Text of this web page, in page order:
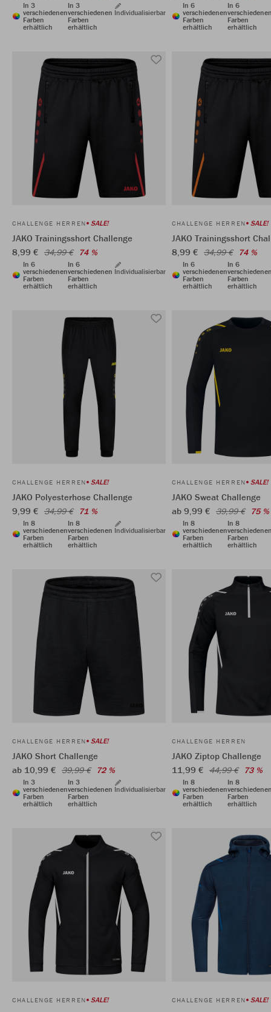
In 3
verschiedenen
Farben
erhältlich
In 3
verschiedenen
Farben
erhältlich
Individualisierbar
In 6
verschiedenen
Farben
erhältlich
In 6
Farben
erhältlich
CHALLENGE HERREN SALE!
JAKO Trainingsshort Challenge
8,99 € 34,99 € 74 %
In 6
verschiedenen
Farben
erhältlich
In 6
verschiedenen
Farben
erhältlich
Individualisierbar
CHALLENGE HERREN SALE!
JAKO Trainingsshort
8,99 € 34,99 € 74 %
In 6
verschiedenen
Farben
erhältlich
In 6
Farben
erhältlich
CHALLENGE HERREN SALE!
JAKO Polyesterhose Challenge
9,99 € 34,99 € 71 %
In 8
verschiedenen
Farben
erhältlich
In 8
verschiedenen
Farben
erhältlich
Individualisierbar
CHALLENGE HERREN SALE!
JAKO Sweat Challenge
ab 9,99 € 39,99 € 75 %
In 8
verschiedenen
Farben
erhältlich
In 8
Farben
erhältlich
CHALLENGE HERREN SALE!
JAKO Short Challenge
ab 10,99 € 39,99 € 72 %
In 3
verschiedenen
Farben
erhältlich
In 3
verschiedenen
Farben
erhältlich
Individualisierbar
CHALLENGE HERREN
JAKO Ziptop Challenge
11,99 € 44,99 € 73 %
In 8
verschiedenen
Farben
erhältlich
In 8
Farben
erhältlich
CHALLENGE HERREN SALE! CHALLENGE HERREN SALE!